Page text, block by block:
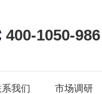
400-1050-986
我们 市场调研